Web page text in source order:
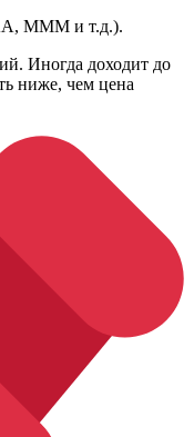
МММ и т.д.).
Иногда доходит до
ниже, чем цена